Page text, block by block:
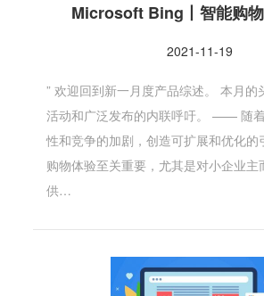
Microsoft Bing丨智能购
2021-11-19
” 欢迎回到新一月度产品综述。 本月的
活动和广泛发布的内联呼吁。 —— 随
性和竞争的加剧，创造可扩展和优化的
购物体验至关重要，尤其是对小企业主
供…